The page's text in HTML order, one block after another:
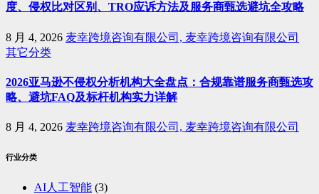
度、侵权比对区别、TRO应诉方法及服务商甄选避坑全攻略
8 月 4, 2026 麦幸跨境咨询有限公司, 麦幸跨境咨询有限公司
其它分类
2026亚马逊不侵权分析机构大全盘点：合规靠谱服务商甄选攻
略、避坑FAQ及标杆机构实力详解
8 月 4, 2026 麦幸跨境咨询有限公司, 麦幸跨境咨询有限公司
行业分类
AI人工智能 (3)